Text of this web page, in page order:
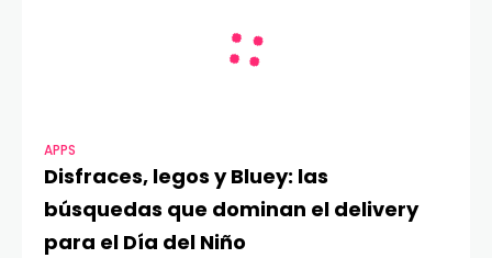
APPS
Disfraces, legos y Bluey: las
búsquedas que dominan el delivery
para el Día del Niño